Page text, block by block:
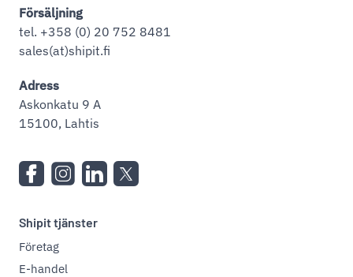
Försäljning
tel. +358 (0) 20 752 8481
sales(at)shipit.fi
Adress
Askonkatu 9 A
15100, Lahtis
Shipit tjänster
Företag
E-handel